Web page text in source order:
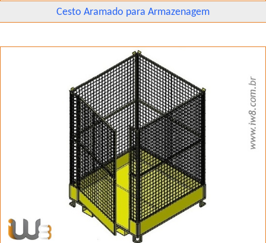
Cesto Aramado para Armazenagem